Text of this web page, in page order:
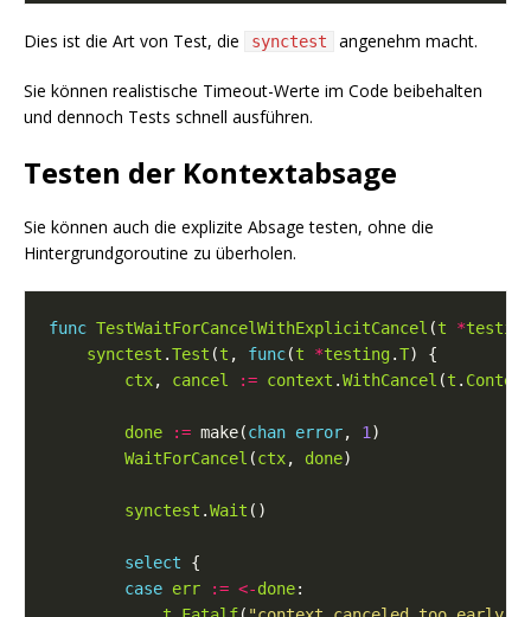
Dies ist die Art von Test, die synctest angenehm macht.
Sie können realistische Timeout-Werte im Code beibehalten
und dennoch Tests schnell ausführen.
Testen der Kontextabsage
Sie können auch die explizite Absage testen, ohne die
Hintergrundgoroutine zu überholen.
func TestWaitForCancelWithExplicitCancel (t *testing
synctest .Test (t , func(t *testing.T
ctx, cancel := context .WithCancel (t . Context
done := make(chan error, 1
WaitForCancel (ctx, done
synctest .Wait
select
case err := <-done